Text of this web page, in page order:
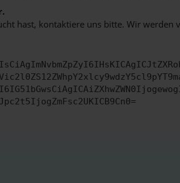
hast, kontaktiere uns bitte. Wir